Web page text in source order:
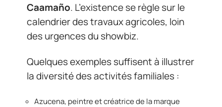
Caamaño. L’existence se règle sur le
calendrier des travaux agricoles, loin
des urgences du showbiz.
Quelques exemples suffisent à illustrer
la diversité des activités familiales :
Azucena, peintre et créatrice de la marque